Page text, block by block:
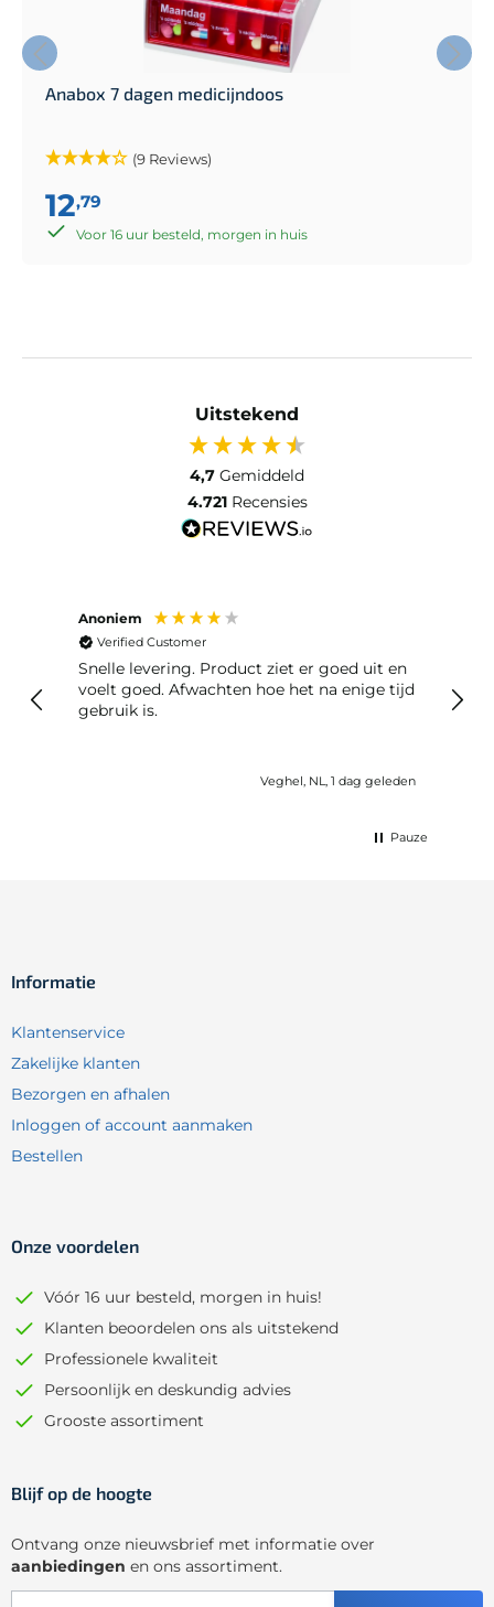
Anabox 7 dagen medicijndoos
(9 Reviews)
12,79
Voor 16 uur besteld, morgen in huis
Uitstekend
4,7 Gemiddeld
4.721 Recensies
Anoniem
Verified Customer
Snelle levering. Product ziet er goed uit en
voelt goed. Afwachten hoe het na enige tijd
gebruik is.
Veghel, NL, 1 dag geleden
Pauze
Informatie
Klantenservice
Zakelijke klanten
Bezorgen en afhalen
Inloggen of account aanmaken
Bestellen
Onze voordelen
Vóór 16 uur besteld, morgen in huis!
Klanten beoordelen ons als uitstekend
Professionele kwaliteit
Persoonlijk en deskundig advies
Grooste assortiment
Blijf op de hoogte
Ontvang onze nieuwsbrief met informatie over
aanbiedingen en ons assortiment.